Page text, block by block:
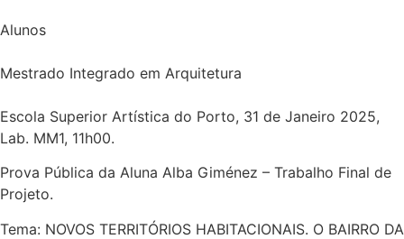
Alunos
Mestrado Integrado em Arquitetura
Escola Superior Artística do Porto, 31 de Janeiro 2025,
Lab. MM1, 11h00.
Prova Pública da Aluna Alba Giménez – Trabalho Final de
Projeto.
Tema: NOVOS TERRITÓRIOS HABITACIONAIS. O BAIRRO DA